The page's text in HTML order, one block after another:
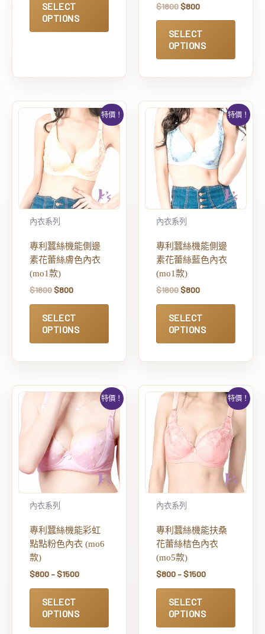
SELECT
OPTIONS
$1800 $800
SELECT
OPTIONS
特價！
內衣系列
專利蠶絲機能側邊
素花蕾絲膚色內衣
(mo1款)
$1800 $800
SELECT
OPTIONS
特價！
內衣系列
專利蠶絲機能側邊
素花蕾絲藍色內衣
(mo1款)
$1800 $800
SELECT
OPTIONS
特價！
內衣系列
專利蠶絲機能彩虹
點點粉色內衣 (mo6
款)
$800–$1500
SELECT
OPTIONS
特價！
內衣系列
專利蠶絲機能扶桑
花蕾絲桔色內衣
(mo5款)
$800–$1500
SELECT
OPTIONS